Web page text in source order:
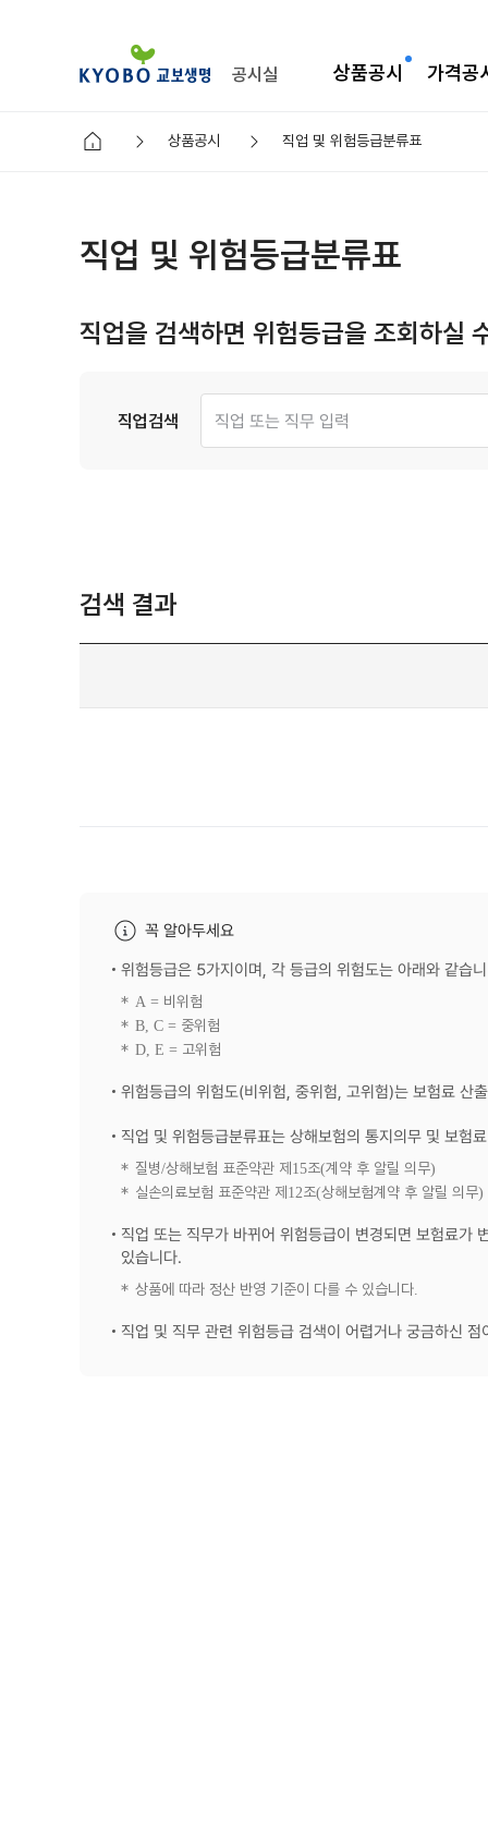
공시실 상품공시 가격공
상품공시 직업 및 위험등급분류표
직업 및 위험등급분류표
직업을 검색하면 위험등급을 조회하실
직업검색
검색 결과
꼭 알아두세요
위험등급은 5가지이며, 각 등급의 위험도는 아래와 같습
A = 비위험
B, C = 중위험
D, E = 고위험
위험등급의 위험도(비위험, 중위험, 고위험)는 보험료 산
직업 및 위험등급분류표는 상해보험의 통지의무 및 보험
질병/상해보험 표준약관 제15조(계약 후 알릴 의무)
실손의료보험 표준약관 제12조(상해보험계약 후 알릴 의무)
직업 또는 직무가 바뀌어 위험등급이 변경되면 보험료가
있습니다.
상품에 따라 정산 반영 기준이 다를 수 있습니다.
직업 및 직무 관련 위험등급 검색이 어렵거나 궁금하신